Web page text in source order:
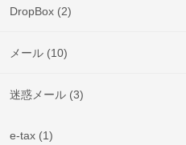
DropBox (2)
メール (10)
迷惑メール (3)
e-tax (1)